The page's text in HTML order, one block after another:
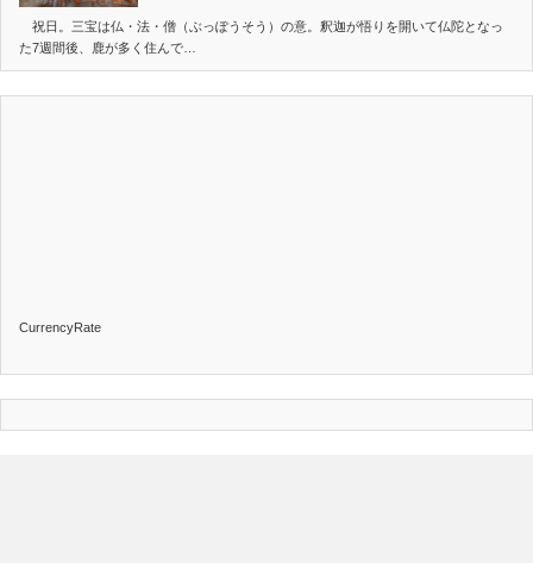
祝日。三宝は仏・法・僧（ぶっぽうそう）の意。釈迦が悟りを開いて仏陀となっ
た7週間後、鹿が多く住んで…
CurrencyRate